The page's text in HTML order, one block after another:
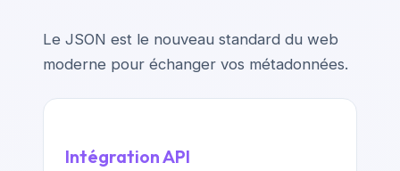
Le JSON est le nouveau standard du web
moderne pour échanger vos métadonnées.
Intégration API